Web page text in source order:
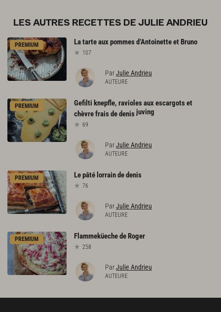
LES AUTRES RECETTES DE JULIE ANDRIEU
PREMIUM Latarteauxpommesd’Antoinetteet Bruno
107
ParJulie Andrieu
AUTEURE
PREMIUM
Gefilti knepfle, ravioles aux escargots et
chèvre frais de denisjuving
69
ParJulie Andrieu
AUTEURE
PREMIUM Lepâté lorraindedenis
76
ParJulie Andrieu
AUTEURE
PREMIUM Flammeküechede Roger
258
ParJulie Andrieu
AUTEURE